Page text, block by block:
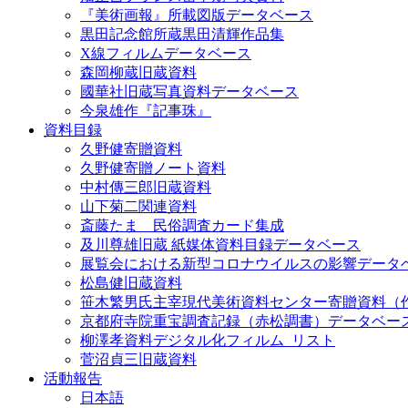
『美術画報』所載図版データベース
黒田記念館所蔵黒田清輝作品集
X線フィルムデータベース
森岡柳蔵旧蔵資料
國華社旧蔵写真資料データベース
今泉雄作『記事珠』
資料目録
久野健寄贈資料
久野健寄贈ノート資料
中村傳三郎旧蔵資料
山下菊二関連資料
斎藤たま 民俗調査カード集成
及川尊雄旧蔵 紙媒体資料目録データベース
展覧会における新型コロナウイルスの影響データ
松島健旧蔵資料
笹木繁男氏主宰現代美術資料センター寄贈資料（
京都府寺院重宝調査記録（赤松調書）データベー
柳澤孝資料デジタル化フィルム_リスト
菅沼貞三旧蔵資料
活動報告
日本語